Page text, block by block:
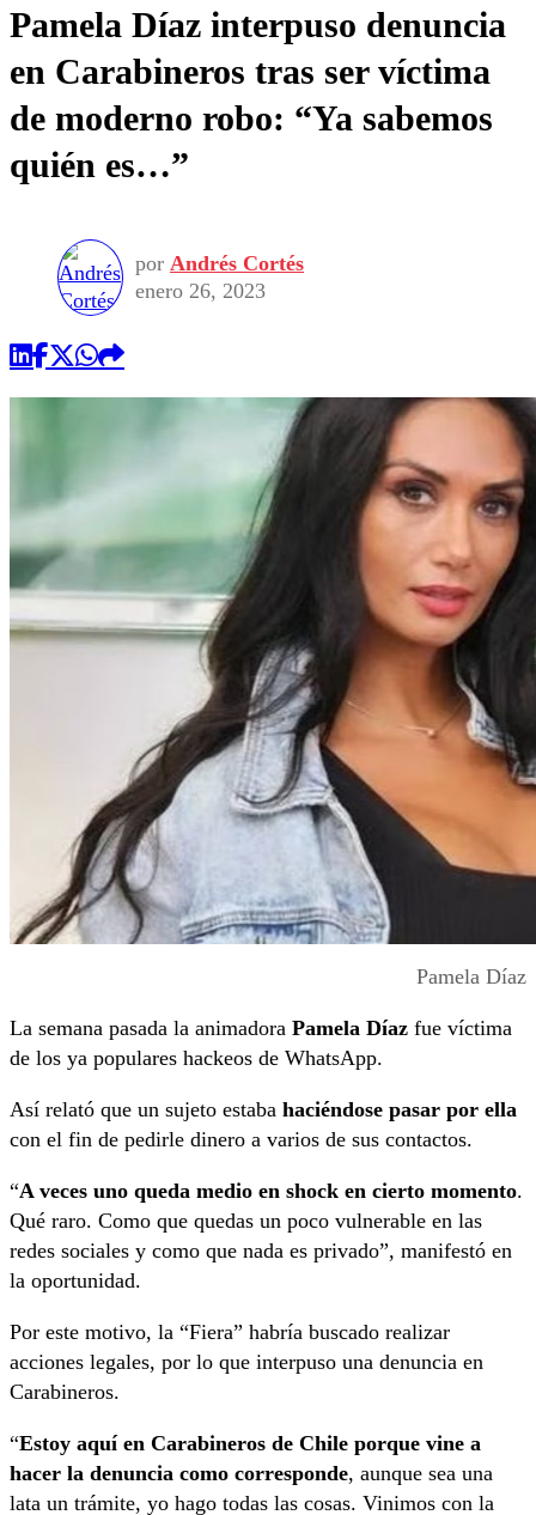
Pamela Díaz interpuso denuncia
en Carabineros tras ser víctima
de moderno robo: “Ya sabemos
quién es…”
por Andrés Cortés
enero 26, 2023
Pamela Díaz
La semana pasada la animadora Pamela Díaz fue víctima
de los ya populares hackeos de WhatsApp.
Así relató que un sujeto estaba haciéndose pasar por ella
con el fin de pedirle dinero a varios de sus contactos.
“A veces uno queda medio en shock en cierto momento.
Qué raro. Como que quedas un poco vulnerable en las
redes sociales y como que nada es privado”, manifestó en
la oportunidad.
Por este motivo, la “Fiera” habría buscado realizar
acciones legales, por lo que interpuso una denuncia en
Carabineros.
“Estoy aquí en Carabineros de Chile porque vine a
hacer la denuncia como corresponde, aunque sea una
lata un trámite, yo hago todas las cosas. Vinimos con la